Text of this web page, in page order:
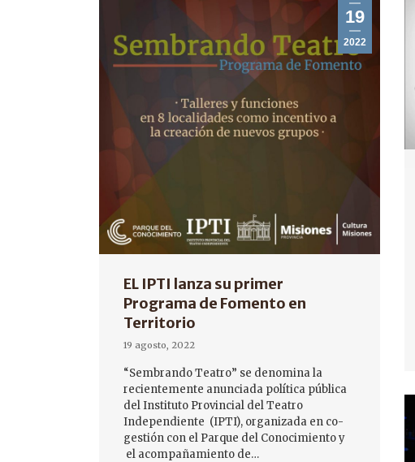
19
2022
EL IPTI lanza su primer
Programa de Fomento en
Territorio
19 agosto, 2022
“Sembrando Teatro” se denomina la
recientemente anunciada política pública
del Instituto Provincial del Teatro
Independiente (IPTI), organizada en co-
gestión con el Parque del Conocimiento y
el acompañamiento de…